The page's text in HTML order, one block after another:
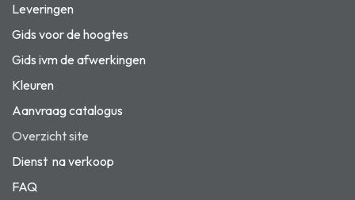
Leveringen
Gids voor de hoogtes
Gids ivm de afwerkingen
Kleuren
Aanvraag catalogus
Overzicht site
Dienst na verkoop
FAQ